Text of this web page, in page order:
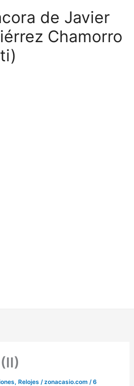
de Javier
Chamorro
, Relojes /zonacasio.com /6